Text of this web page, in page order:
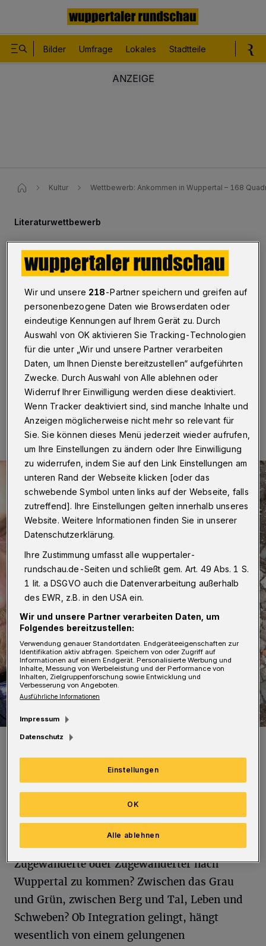
Bilder Umfrage Lokales Stadtteile
Kultur Wettbewerb: Ankommen in Wuppertal – 168
Literaturwettbewerb
Ankommen in Wuppertal – 168
Quadratkilometer und ich
Wuppertal·Die Wuppertaler Fachstelle für
Suchtvorbeugung bietet in Zusammenarbeit mit dem
Autor und Bühnenkünstler Jörg Degenkolb-Degerli
sowie mit Unterstützung des Ressorts Zuwanderung
und Integration der Stadt einen Literaturwettbewerb für
zugewanderte Mitbürgerinnen und Mitbürger an.
14.05.2021 , 08:30 Uhr Eine Minute Lesezeit
Jörg Degenkolb-Degerli.
sicher einfacher als es ist. Was heißt es, als
Zugewanderte oder Zugewanderter nach
Wuppertal zu kommen? Zwischen das Grau
und Grün, zwischen Berg und Tal, Leben und
Schweben? Ob Integration gelingt, hängt
wesentlich von einem gelungenen
Wir und unsere 218-Partner speichern und greifen auf
personenbezogene Daten wie Browserdaten oder
eindeutige Kennungen auf Ihrem Gerät zu. Durch
Auswahl von OK aktivieren Sie Tracking-Technologien
für die unter „Wir und unsere Partner verarbeiten
Daten, um Ihnen Dienste bereitzustellen“ aufgeführten
Zwecke. Durch Auswahl von Alle ablehnen oder
Widerruf Ihrer Einwilligung werden diese deaktiviert.
Wenn Tracker deaktiviert sind, sind manche Inhalte und
Anzeigen möglicherweise nicht mehr so relevant für
Sie. Sie können dieses Menü jederzeit wieder aufrufen,
um Ihre Einstellungen zu ändern oder Ihre Einwilligung
zu widerrufen, indem Sie auf den Link Einstellungen am
unteren Rand der Webseite klicken [oder das
schwebende Symbol unten links auf der Webseite, falls
zutreffend]. Ihre Einstellungen gelten innerhalb unseres
Website. Weitere Informationen finden Sie in unserer
Datenschutzerklärung.
Ihre Zustimmung umfasst alle wuppertaler-
rundschau.de-Seiten und schließt gem. Art. 49 Abs. 1 S.
1 lit. a DSGVO auch die Datenverarbeitung außerhalb
des EWR, z.B. in den USA ein.
Wir und unsere Partner verarbeiten Daten, um
Folgendes bereitzustellen:
Verwendung genauer Standortdaten. Endgeräteeigenschaften zur
Identifikation aktiv abfragen. Speichern von oder Zugriff auf
Informationen auf einem Endgerät. Personalisierte Werbung und
Inhalte, Messung von Werbeleistung und der Performance von
Inhalten, Zielgruppenforschung sowie Entwicklung und
Verbesserung von Angeboten.
Ausführliche Informationen
Impressum
Datenschutz
Einstellungen
Alle ablehnen
OK